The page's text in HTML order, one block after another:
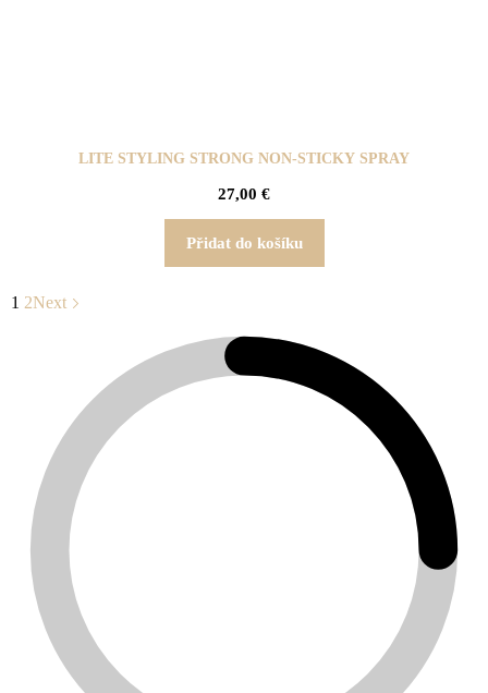
LITE STYLING STRONG NON-STICKY SPRAY
27,00 €
Přidat do košíku
1 2Next